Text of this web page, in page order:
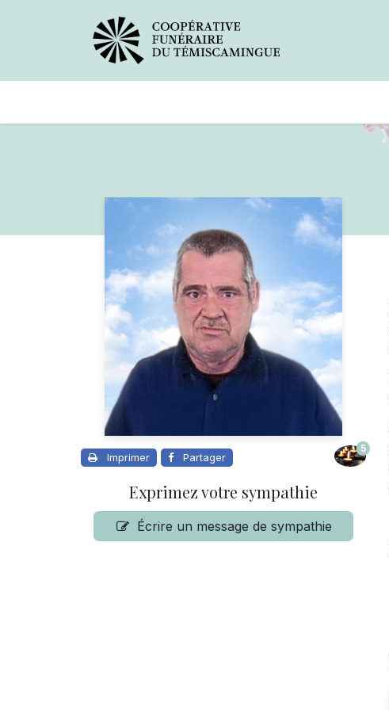
Imprimer Partager
5
Exprimez votre sympathie
Écrire un message de sympathie